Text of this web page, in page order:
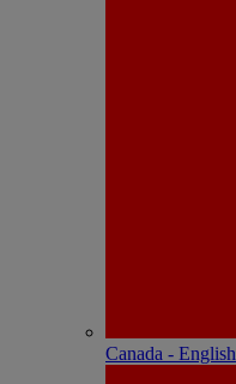
Canada - English